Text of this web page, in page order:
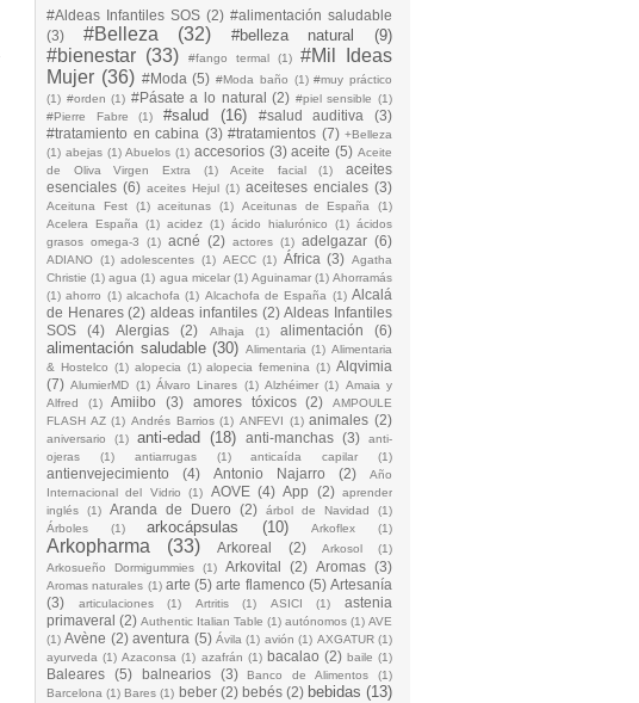
#Aldeas Infantiles SOS (2) #alimentación saludable
(3)
#Belleza (32) #belleza natural (9)
#bienestar (33) #fango termal (1)
#Mil Ideas
Mujer (36) #Moda (5) #Moda baño (1) #muy práctico
(1) #orden (1) #Pásate a lo natural (2) #piel sensible (1)
#Pierre Fabre
(1) #salud (16) #salud auditiva
(3)
#tratamiento en cabina (3) #tratamientos (7) +Belleza
(1) abejas (1) Abuelos (1) accesorios (3) aceite (5) Aceite
de Oliva Virgen Extra
(1) Aceite facial (1)
aceites
esenciales (6) aceites Hejul (1) aceiteses enciales (3)
Aceituna Fest (1) aceitunas (1) Aceitunas de España
(1)
Acelera España (1) acidez (1) ácido hialurónico (1) ácidos
grasos omega-3
(1) acné (2) actores (1) adelgazar (6)
ADIANO (1) adolescentes (1) AECC (1) África (3) Agatha
Christie (1) agua (1) agua micelar (1) Aguinamar (1) Ahorramás
(1) ahorro (1) alcachofa (1) Alcachofa de España (1) Alcalá
de Henares (2) aldeas infantiles (2) Aldeas Infantiles
SOS
(4) Alergias (2) Alhaja (1) alimentación (6)
alimentación saludable (30) Alimentaria (1) Alimentaria
& Hostelco (1) alopecia (1) alopecia femenina (1) Alqvimia
(7) AlumierMD (1) Álvaro Linares (1) Alzhéimer (1) Amaia y
Alfred
(1) Amiibo (3) amores tóxicos (2)
AMPOULE
FLASH AZ (1) Andrés Barrios (1) ANFEVI (1) animales (2)
aniversario (1) anti-edad (18) anti-manchas (3)
anti-
ojeras
(1) antiarrugas (1) anticaída capilar (1)
antienvejecimiento (4) Antonio Najarro (2)
Año
Internacional del Vidrio
(1) AOVE (4) App (2) aprender
inglés
(1) Aranda de Duero (2) árbol de Navidad
(1)
Árboles
(1) arkocápsulas (10) Arkoflex (1)
Arkopharma (33) Arkoreal (2) Arkosol
(1)
Arkosueño Dormigummies
(1) Arkovital (2) Aromas (3)
Aromas naturales (1) arte (5) arte flamenco (5) Artesanía
(3)
articulaciones (1) Artritis (1) ASICI (1)
astenia
primaveral (2) Authentic Italian Table (1) autónomos (1) AVE
(1) Avène (2) aventura (5) Ávila (1) avión (1) AXGATUR (1)
ayurveda (1) Azaconsa (1) azafrán (1) bacalao (2) baile (1)
Baleares (5) balnearios (3) Banco de Alimentos
(1)
Barcelona (1) Bares (1) beber (2) bebés (2) bebidas (13)